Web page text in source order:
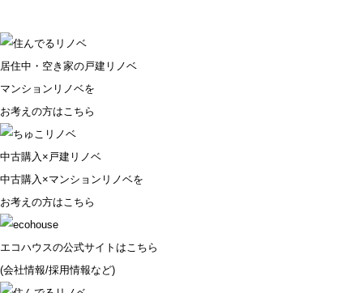
居住中・空き家の戸建リノベ
マンションリノベを
お考えの方はこちら
中古購入×戸建リノベ
中古購入×マンションリノベを
お考えの方はこちら
エコハウスの公式サイトはこちら
(会社情報/採用情報など)